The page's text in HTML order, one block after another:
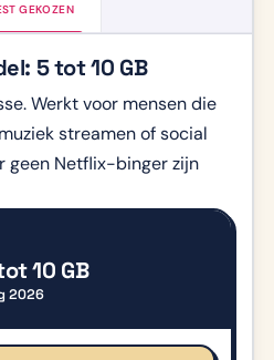
GEKOZEN
5 tot 10 GB
Werkt voor mensen die
streamen of social
geen Netflix-binger zijn
10 GB
2026
ACTIE LOOPTIJD